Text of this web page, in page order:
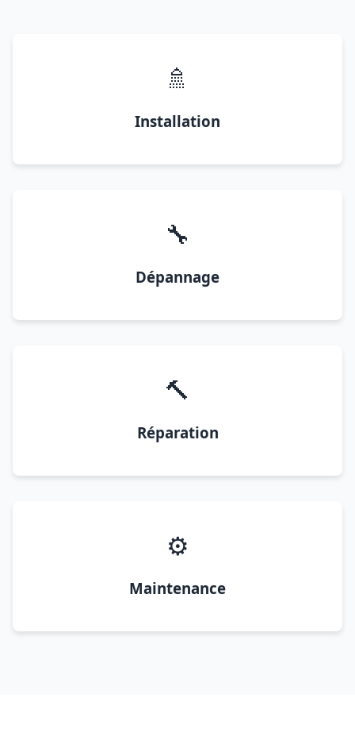
🚿
Installation
🔧
Dépannage
🔨
Réparation
⚙️
Maintenance